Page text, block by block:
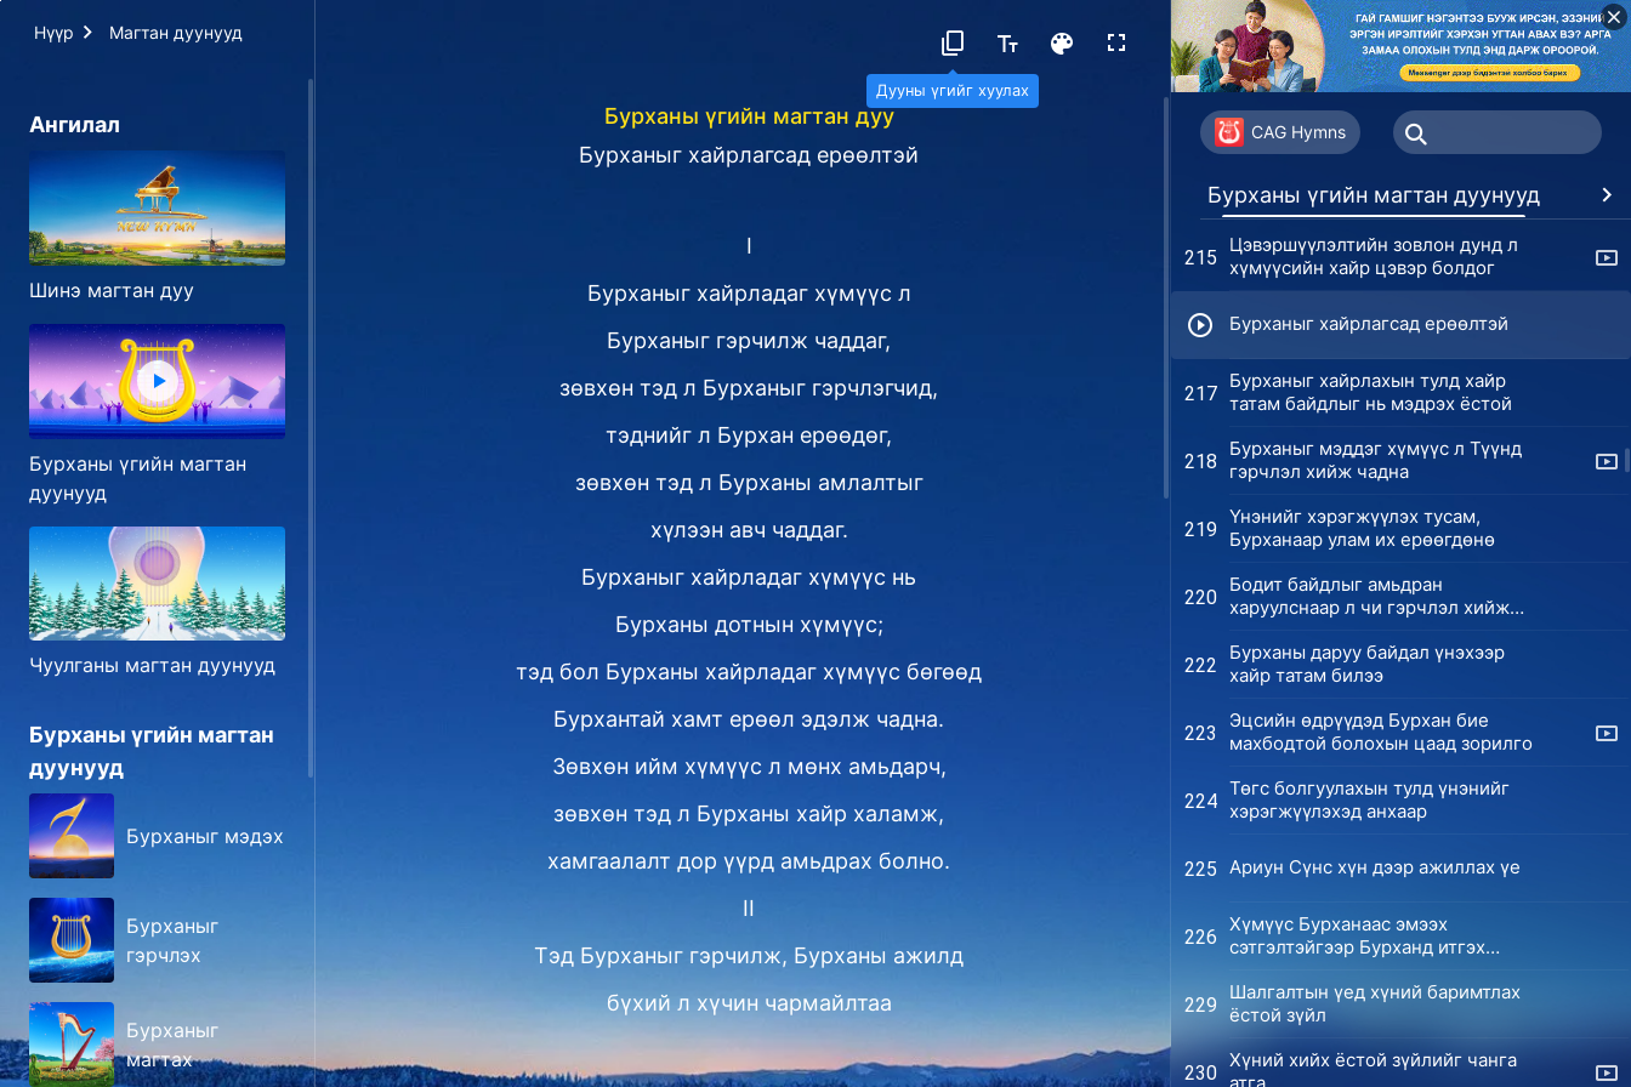
Нүүр Магтан дуунууд
Дууны үгийг хуулах
Ангилал
Шинэ магтан дуу
Бурханы үгийн магтан
дуунууд
Чуулганы магтан дуунууд
Бурханы үгийн магтан
дуунууд
Бурханыг мэдэх
Бурханыг
гэрчлэх
Бурханыг
магтах
Бурханы үгийн магтан дуу
Бурханыг хайрлагсад ерөөлтэй
I
Бурханыг хайрладаг хүмүүс л
Бурханыг гэрчилж чаддаг,
зөвхөн тэд л Бурханыг гэрчлэгчид,
тэднийг л Бурхан ерөөдөг,
зөвхөн тэд л Бурханы амлалтыг
хүлээн авч чаддаг.
Бурханыг хайрладаг хүмүүс нь
Бурханы дотнын хүмүүс;
тэд бол Бурханы хайрладаг хүмүүс бөгөөд
Бурхантай хамт ерөөл эдэлж чадна.
Зөвхөн ийм хүмүүс л мөнх амьдарч,
зөвхөн тэд л Бурханы хайр халамж,
хамгаалалт дор үүрд амьдрах болно.
II
Тэд Бурханыг гэрчилж, Бурханы ажилд
бүхий л хүчин чармайлтаа
зориулж чаддаг учраас
CAG Hymns
Бурханы үгийн магтан дуунууд
211
Бурханд итгэдэг бол зүрх
сэтгэлээ Түүнд өг
212
Бурхан хүнийг цэвэршүүлэх нь
хамгийн утга учиртай
214 болгох шилдэг арга нь
цэвэршүүлэлт юм
215
Цэвэршүүлэлтийн зовлон дунд л
хүмүүсийн хайр цэвэр болдог
Бурханыг хайрлагсад ерөөлтэй
217
Бурханыг хайрлахын тулд хайр
татам байдлыг нь мэдрэх ёстой
218
Бурханыг мэддэг хүмүүс л Түүнд
гэрчлэл хийж чадна
219
Үнэнийг хэрэгжүүлэх тусам,
Бурханаар улам их ерөөгдөнө
220
Бодит байдлыг амьдран
харуулснаар л чи гэрчлэл хийж
222
Бурханы даруу байдал үнэхээр
хайр татам билээ
223
Эцсийн өдрүүдэд Бурхан бие
махбодтой болохын цаад зорилго
224
Төгс болгуулахын тулд үнэнийг
хэрэгжүүлэхэд анхаар
225 Ариун Сүнс хүн дээр ажиллах үе
226
Хүмүүс Бурханаас эмээх
сэтгэлтэйгээр Бурханд итгэх
229
Шалгалтын үед хүний баримтлах
ёстой зүйл
230
Хүний хийх ёстой зүйлийг чанга